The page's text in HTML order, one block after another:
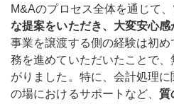
M&Aのプロセス全体を通じて、
な提案をいただき、大変安心感
事業を譲渡する側の経験は初
務を進めていただいたことで
がりました。特に、会計処理
の場におけるサポートなど、質